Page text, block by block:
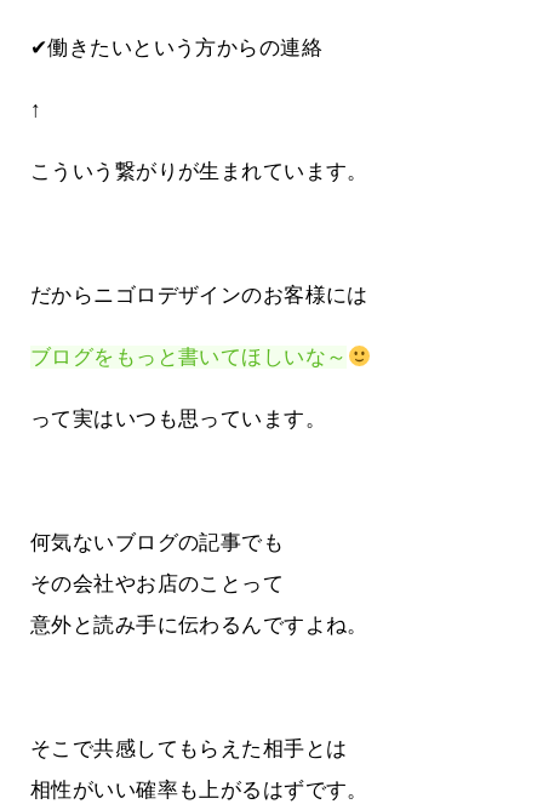
✔働きたいという方からの連絡
↑
こういう繋がりが生まれています。
だからニゴロデザインのお客様には
ブログをもっと書いてほしいな～
って実はいつも思っています。
何気ないブログの記事でも
その会社やお店のことって
意外と読み手に伝わるんですよね。
そこで共感してもらえた相手とは
相性がいい確率も上がるはずです。